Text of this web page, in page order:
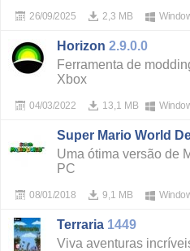
2,3 MB
26/09/2025
Horizon 2.9.0.0
Ferramenta de
Xbox
13,1 MB
04/03/2022
Super Mario World
Uma ótima versão de
PC
9,1 MB
08/01/2018
Terraria 1449
Viva aventuras